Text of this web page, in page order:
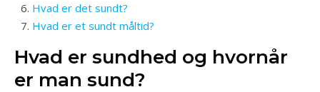
Hvad er det sundt?
Hvad er et sundt måltid?
Hvad er sundhed og hvornår
er man sund?